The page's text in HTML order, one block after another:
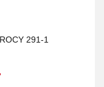
291-1